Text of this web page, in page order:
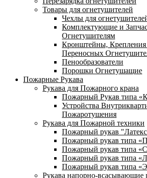
Товары для огнетушителей
Чехлы для
Комплектующие и
Огнетушителям
Кронштейны, Крепления
Переносных
Пенообразователи
Порошки Огнетушащие
Пожарные Рукава
Рукава для Пожарного крана
Пожарный Рукав типа
Устройства
Пожаротушения
Рукава для Пожарной техники
Пожарный рукав
Пожарный рукав типа
Пожарный рукав типа
Пожарный рукав типа
Пожарный рукав типа
Рукава напорно-всасывающие